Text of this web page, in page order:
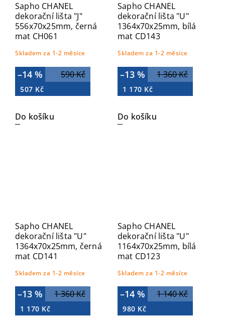
Sapho CHANEL
dekorační lišta "J"
556x70x25mm, černá
mat CH061
Skladem za 1-2 měsíce
590 Kč
–14 %
507 Kč
Do košíku
Sapho CHANEL
dekorační lišta "U"
1364x70x25mm, bílá
mat CD143
Skladem za 1-2 měsíce
1 360 Kč
–13 %
1 170 Kč
Do košíku
Sapho CHANEL
dekorační lišta "U"
1364x70x25mm, černá
mat CD141
Skladem za 1-2 měsíce
1 360 Kč
–13 %
1 170 Kč
Sapho CHANEL
dekorační lišta "U"
1164x70x25mm, bílá
mat CD123
Skladem za 1-2 měsíce
1 140 Kč
–14 %
980 Kč